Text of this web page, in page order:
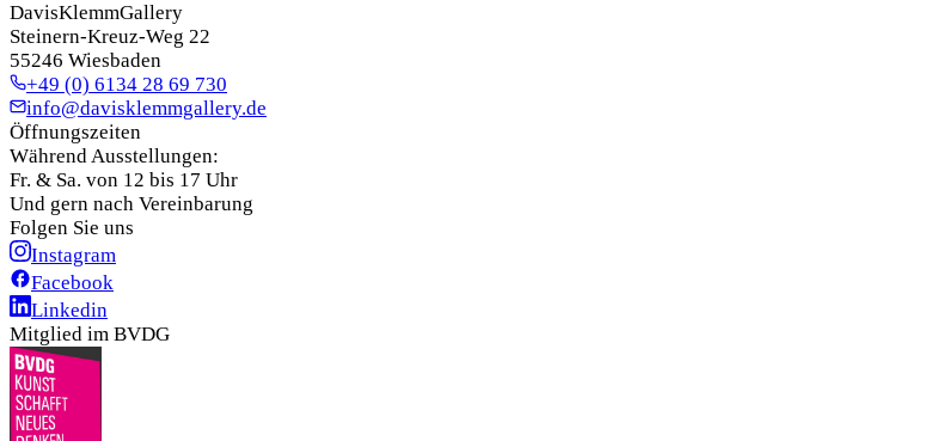
DavisKlemmGallery
Steinern-Kreuz-Weg 22
55246 Wiesbaden
+49 (0) 6134 28 69 730
info@davisklemmgallery.de
Öffnungszeiten
Während Ausstellungen:
Fr. & Sa. von 12 bis 17 Uhr
Und gern nach Vereinbarung
Folgen Sie uns
Instagram
Facebook
Linkedin
Mitglied im BVDG